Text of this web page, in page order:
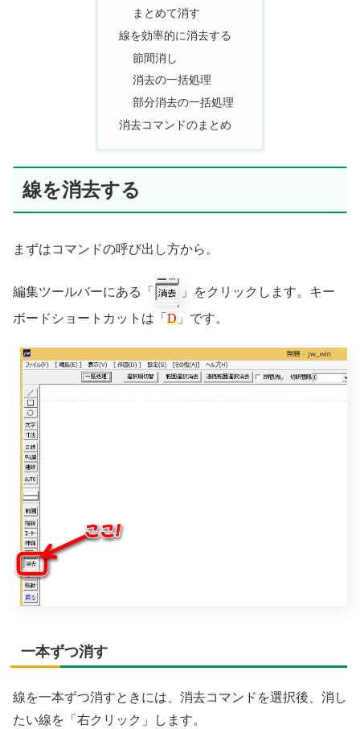
まとめて消す
線を効率的に消去する
節間消し
消去の一括処理
部分消去の一括処理
消去コマンドのまとめ
線を消去する
まずはコマンドの呼び出し方から。
編集ツールバーにある「
」をクリックします。キー
ボードショートカットは「 D 」です。
一本ずつ消す
線を一本ずつ消すときには、消去コマンドを選択後、消し
たい線を「右クリック」します。